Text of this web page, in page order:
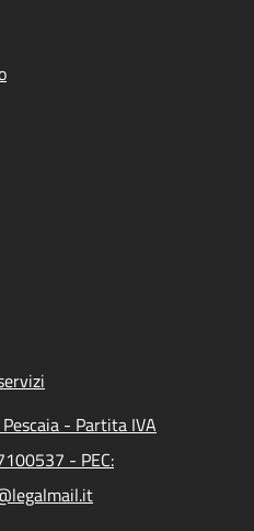
- Partita IVA
- PEC: